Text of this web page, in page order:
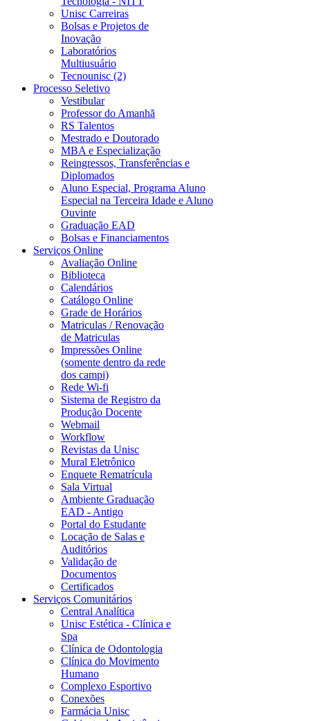
Unisc Carreiras
Bolsas e Projetos de
Inovação
Laboratórios
Multiusuário
Tecnounisc (2)
Processo Seletivo
Vestibular
Professor do Amanhã
RS Talentos
Mestrado e Doutorado
MBA e Especialização
Reingressos, Transferências e
Diplomados
Aluno Especial, Programa Aluno
Especial na Terceira Idade e Aluno
Ouvinte
Graduação EAD
Bolsas e Financiamentos
Serviços Online
Avaliação Online
Biblioteca
Calendários
Catálogo Online
Grade de Horários
Matriculas / Renovação
de Matriculas
Impressões Online
(somente dentro da rede
dos campi)
Rede Wi-fi
Sistema de Registro da
Produção Docente
Webmail
Workflow
Revistas da Unisc
Mural Eletrônico
Enquete Rematrícula
Sala Virtual
Ambiente Graduação
EAD - Antigo
Portal do Estudante
Locação de Salas e
Auditórios
Validação de
Documentos
Certificados
Serviços Comunitários
Central Analítica
Unisc Estética - Clínica e
Spa
Clínica de Odontologia
Clínica do Movimento
Humano
Complexo Esportivo
Conexões
Farmácia Unisc